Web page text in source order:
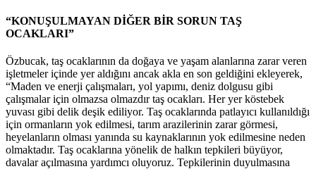
“KONUŞULMAYAN DİĞER BİR SORUN TAŞ
OCAKLARI”
Özbucak, taş ocaklarının da doğaya ve yaşam alanlarına zarar veren
işletmeler içinde yer aldığını ancak akla en son geldiğini ekleyerek,
“Maden ve enerji çalışmaları, yol yapımı, deniz dolgusu gibi
çalışmalar için olmazsa olmazdır taş ocakları. Her yer köstebek
yuvası gibi delik deşik ediliyor. Taş ocaklarında patlayıcı kullanıldığı
için ormanların yok edilmesi, tarım arazilerinin zarar görmesi,
heyelanların olması yanında su kaynaklarının yok edilmesine neden
olmaktadır. Taş ocaklarına yönelik de halkın tepkileri büyüyor,
davalar açılmasına yardımcı oluyoruz. Tepkilerinin duyulmasına